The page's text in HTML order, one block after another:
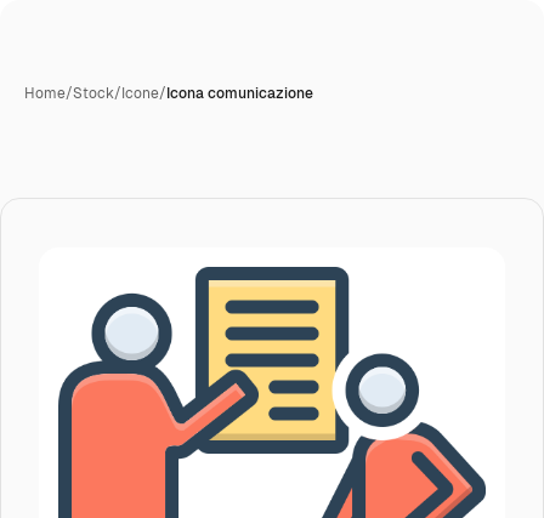
Home/Stock/Icone/Icona comunicazione